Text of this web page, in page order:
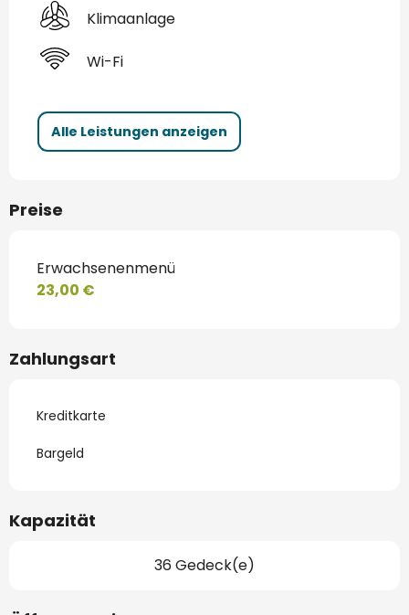
Klimaanlage
Wi-Fi
Alle Leistungen anzeigen
Preise
Erwachsenenmenü
23,00 €
Zahlungsart
Kreditkarte
Bargeld
Kapazität
36 Gedeck(e)